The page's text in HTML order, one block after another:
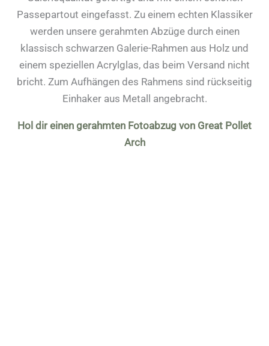
Passepartout eingefasst. Zu einem echten Klassiker
werden unsere gerahmten Abzüge durch einen
klassisch schwarzen Galerie-Rahmen aus Holz und
einem speziellen Acrylglas, das beim Versand nicht
bricht. Zum Aufhängen des Rahmens sind rückseitig
Einhaker aus Metall angebracht.
Hol dir einen gerahmten Fotoabzug von Great Pollet
Arch